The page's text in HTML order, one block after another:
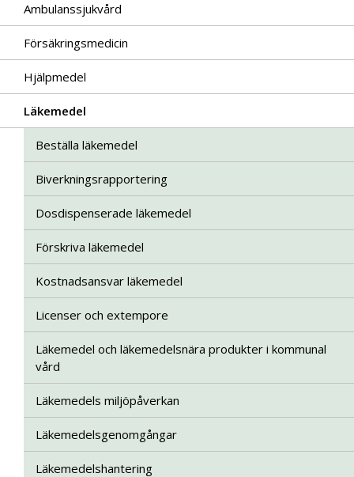
Ambulanssjukvård
Försäkringsmedicin
Hjälpmedel
Läkemedel
Beställa läkemedel
Biverkningsrapportering
Dosdispenserade läkemedel
Förskriva läkemedel
Kostnadsansvar läkemedel
Licenser och extempore
Läkemedel och läkemedelsnära produkter i kommunal
vård
Läkemedels miljöpåverkan
Läkemedelsgenomgångar
Läkemedelshantering